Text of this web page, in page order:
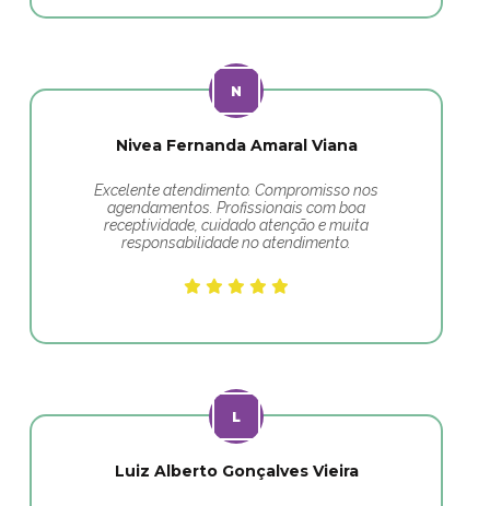
Nivea Fernanda Amaral Viana
Excelente atendimento. Compromisso nos
agendamentos. Profissionais com boa
receptividade, cuidado atenção e muita
responsabilidade no atendimento.
Luiz Alberto Gonçalves Vieira